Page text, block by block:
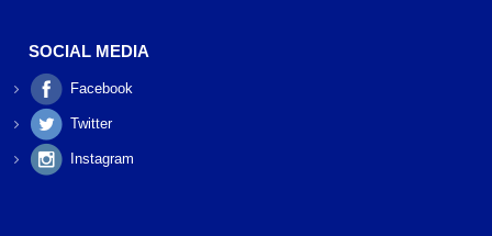
SOCIAL MEDIA
Facebook
Twitter
Instagram